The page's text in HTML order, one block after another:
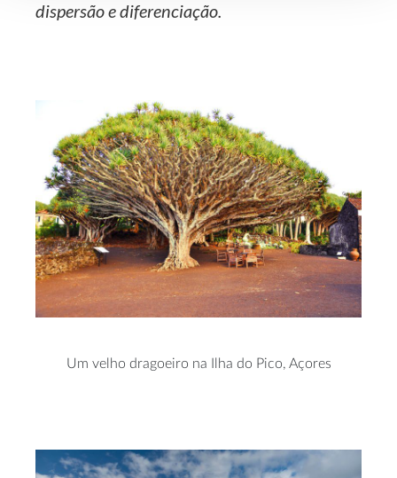
dispersão e diferenciação.
Um velho dragoeiro na Ilha do Pico, Açores